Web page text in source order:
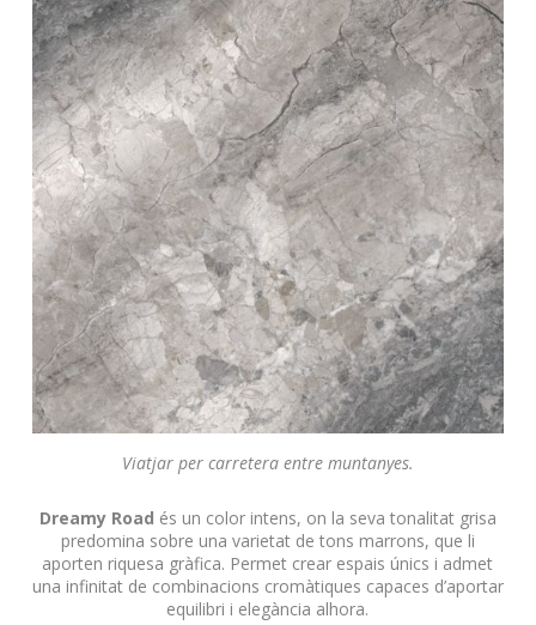
Viatjar per carretera entre muntanyes.
Dreamy Road és un color intens, on la seva tonalitat grisa
predomina sobre una varietat de tons marrons, que li
aporten riquesa gràfica. Permet crear espais únics i admet
una infinitat de combinacions cromàtiques capaces d’aportar
equilibri i elegància alhora.